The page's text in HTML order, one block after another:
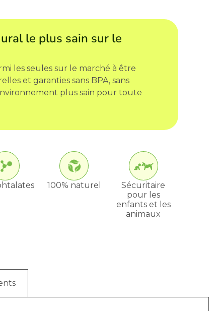
le plus sain sur le
les seules sur le marché à être
et garanties sans BPA, sans
plus sain pour toute
100% naturel
Sécuritaire
pour les
enfants et les
animaux